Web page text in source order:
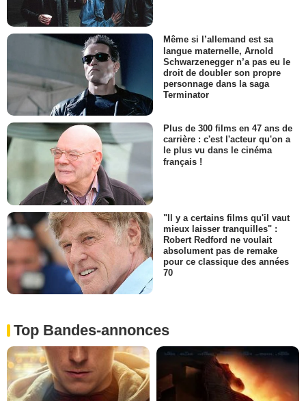
Même si l’allemand est sa
langue maternelle, Arnold
Schwarzenegger n’a pas eu le
droit de doubler son propre
personnage dans la saga
Terminator
Plus de 300 films en 47 ans de
carrière : c'est l'acteur qu'on a
le plus vu dans le cinéma
français !
"Il y a certains films qu'il vaut
mieux laisser tranquilles" :
Robert Redford ne voulait
absolument pas de remake
pour ce classique des années
70
Top Bandes-annonces